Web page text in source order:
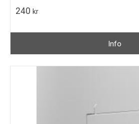
240 kr
Info